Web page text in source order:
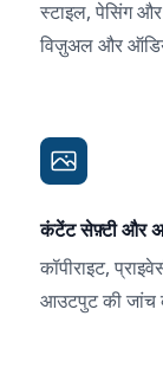
स्टाइल, पेसिंग
विज़ुअल और
कंटेंट सेफ़्टी और
कॉपीराइट,
आउटपुट की जांच